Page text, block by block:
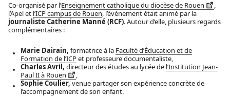
Co-organisé par l’Enseignement catholique du diocèse de Rouen
,
l’Apel et l’ICP campus de Rouen, l’événement était animé par la
journaliste Catherine Manné (RCF). Autour d’elle, plusieurs regards
complémentaires :
Marie Dairain, formatrice à la Faculté d’Éducation et de
Formation de l’ICPet professeure documentaliste,
Charles Avril, directeur des études au lycée de l’Institution Jean-
Paul II à Rouen
,
Sophie Coulier, venue partager son expérience concrète de
l’accompagnement de son enfant.